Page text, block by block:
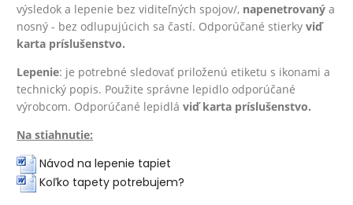
výsledok a lepenie bez viditeľných spojov/, napenetrovaný a
nosný - bez odlupujúcich sa častí. Odporúčané stierkyviď
karta príslušenstvo.
Lepenie: je potrebné sledovať priloženú etiketu s ikonami a
technický popis. Použite správne lepidlo odporúčané
výrobcom. Odporúčané lepidláviď karta príslušenstvo.
Na stiahnutie:
Návod na lepenie tapiet
Koľko tapety potrebujem?